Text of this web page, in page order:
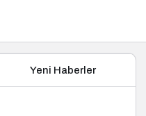
Yeni Haberler